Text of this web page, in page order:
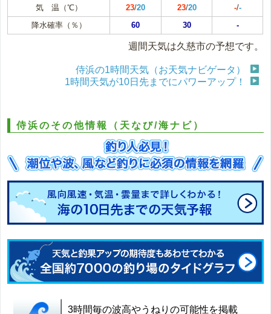
気 温（℃） 23/20 23/20 -/-
降水確率（％）
60 30 -
週間天気は久慈市の予想です。
侍浜の1時間天気（お天気ナビゲータ）
1時間天気が10日先までにパワーアップ！
侍浜のその他情報（天なび/海ナビ）
3時間毎の波高やうねりの可能性を掲載